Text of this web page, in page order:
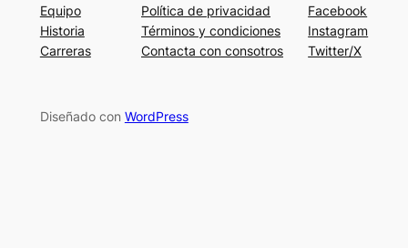
Equipo
Historia
Carreras
Política de privacidad
Términos y condiciones
Contacta con consotros
Facebook
Instagram
Twitter/X
Diseñado con WordPress